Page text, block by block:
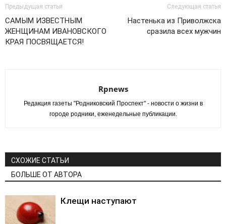
(Открывается
в
новом
окне)
на
Facebook.
(Открывается
в
новом
окне)
(Открывается
в
новом
окне)
Предыдущая статья
САМЫМ ИЗВЕСТНЫМ
ЖЕНЩИНАМ ИВАНОВСКОГО
КРАЯ ПОСВЯЩАЕТСЯ!
Следующая статья
Настенька из Приволжска
сразила всех мужчин
Rpnews
Редакция газеты "Родниковский Проспект" - новости о жизни в
городе родники, еженедельные публикации.
СХОЖИЕ СТАТЬИ
БОЛЬШЕ ОТ АВТОРА
Клещи наступают